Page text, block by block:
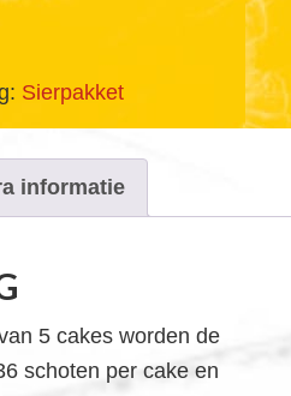
Sierpakket
informatie
5 cakes worden de
schoten per cake en